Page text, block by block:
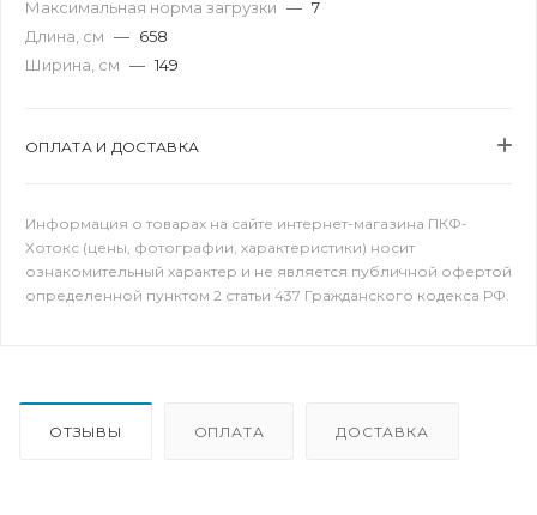
Максимальная норма загрузки — 7
Длина, см — 658
Ширина, см — 149
ОПЛАТА И ДОСТАВКА
Информация о товарах на сайте интернет-магазина ПКФ-
Хотокс (цены, фотографии, характеристики) носит
ознакомительный характер и не является публичной офертой
определенной пунктом 2 статьи 437 Гражданского кодекса РФ.
ОТЗЫВЫ ОПЛАТА ДОСТАВКА